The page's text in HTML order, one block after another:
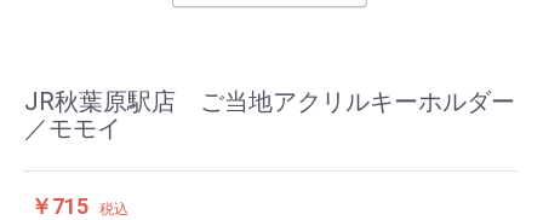
JR秋葉原駅店 ご当地アクリルキーホルダー
／モモイ
￥715 税込